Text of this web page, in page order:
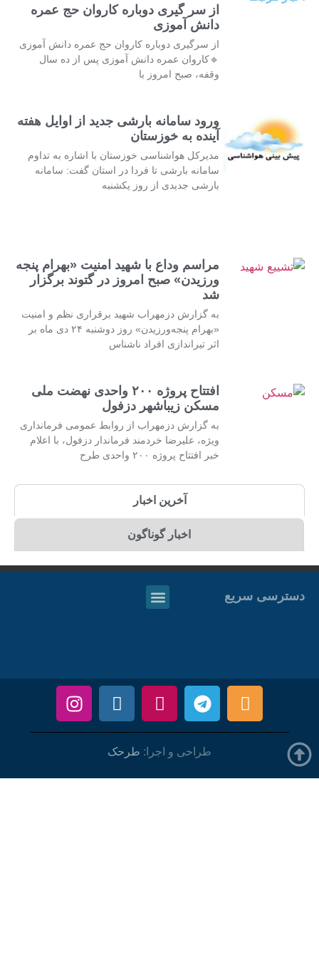
از سر گیری دوباره کاروان حج عمره
دانش آموزی
از سرگیری دوباره کاروان حج عمره دانش آموزی
🔹کاروان عمره دانش آموزی پس از ده سال
وقفه، صبح امروز با
ورود سامانه بارشی جدید از اوایل هفته
آینده به خوزستان
مدیرکل هواشناسی خوزستان با اشاره به تداوم
سامانه بارشی تا فردا در استان گفت: سامانه
بارشی جدیدی از روز یکشنبه
مراسم وداع با شهید امنیت «بهرام پنجه
ورزیدن» صبح امروز در گتوند برگزار
به گزارش دزمهراب شهید برقراری نظم و امنیت
«بهرام پنجه‌ورزیدن» روز دوشنبه ۲۴ دی ماه بر
اثر تیراندازی افراد ناشناس
افتتاح پروژه ۲۰۰ واحدی نهضت ملی
مسکن زیباشهر دزفول
به گزارش دزمهراب از روابط عمومی فرمانداری
ویژه، علیرضا خردمند فرماندار دزفول، با اعلام
خبر افتتاح پروژه ۲۰۰ واحدی طرح
اخبار گوناگون
سریع
طراحی و اجرا: طرحک